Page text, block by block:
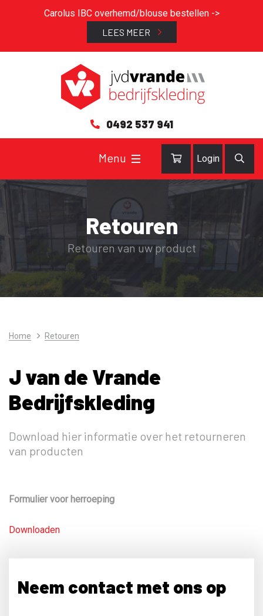
Carolus IBC overhemd/blouse bestellen ->
LEES MEER
0492 537 941
Login
Retouren
Retouren van uw product
Home Retouren
J van de Vrande
Bedrijfskleding
Download hier informatie over het retourneren
van producten
Formulier voor herroeping
Downloaden
Neem contact met ons op